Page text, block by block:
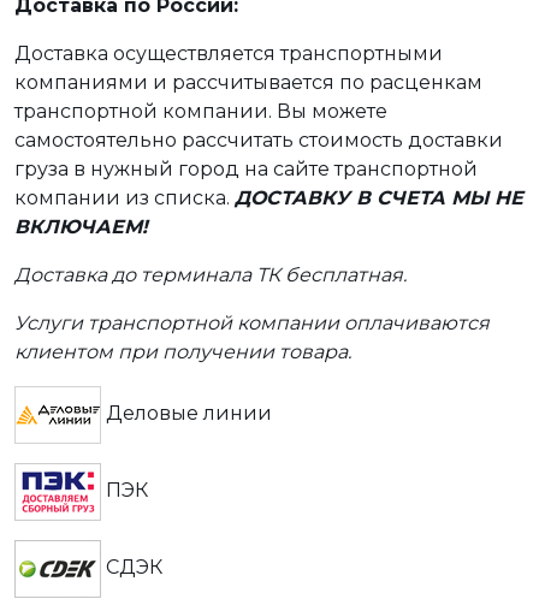
Доставка по России:
Доставка осуществляется транспортными
компаниями и рассчитывается по расценкам
транспортной компании. Вы можете
самостоятельно рассчитать стоимость доставки
груза в нужный город на сайте транспортной
компании из списка. ДОСТАВКУ В СЧЕТА МЫ НЕ
ВКЛЮЧАЕМ!
Доставка до терминала ТК бесплатная.
Услуги транспортной компании оплачиваются
клиентом при получении товара.
Деловые линии
ПЭК
СДЭК